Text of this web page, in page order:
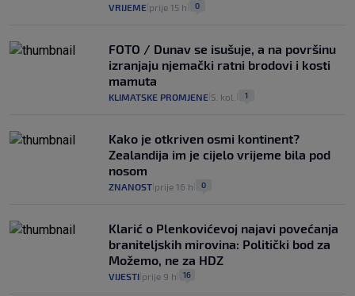
VRIJEME prije 15 h 0
FOTO / Dunav se isušuje, a na površinu
izranjaju njemački ratni brodovi i kosti
mamuta
KLIMATSKE PROMJENE 5. kol. 1
Kako je otkriven osmi kontinent?
Zealandija im je cijelo vrijeme bila pod
nosom
ZNANOST prije 16 h 0
Klarić o Plenkovićevoj najavi povećanja
braniteljskih mirovina: Politički bod za
Možemo, ne za HDZ
VIJESTI prije 9 h 16